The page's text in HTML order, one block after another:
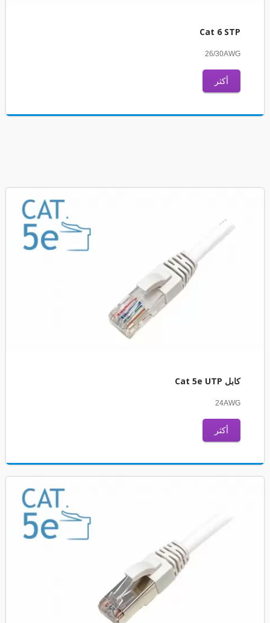
Cat 6 STP
26/30AWG
أكثر
كابل Cat 5e UTP
24AWG
أكثر